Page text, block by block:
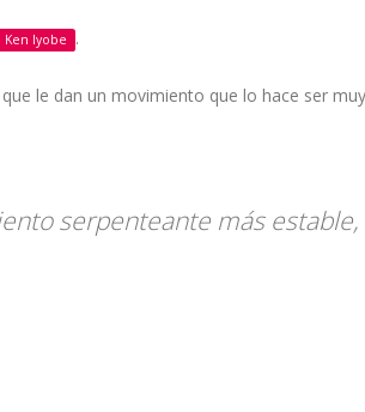
Ken Iyobe .
le dan un movimiento que lo hace ser muy
serpenteante más estable,